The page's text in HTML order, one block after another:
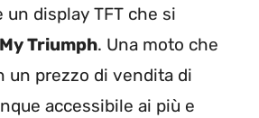
un display TFT che si
My Triumph. Una moto che
un prezzo di vendita di
accessibile ai più e